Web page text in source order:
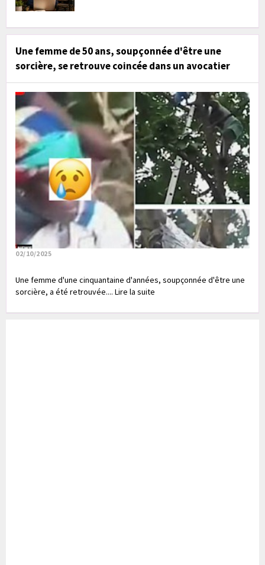
Une femme de 50 ans, soupçonnée d'être une
sorcière, se retrouve coincée dans un avocatier
02/10/2025
Une femme d'une cinquantaine d'années, soupçonnée d'être une
sorcière, a été retrouvée.... Lire la suite